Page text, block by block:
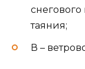
таяния;
В –